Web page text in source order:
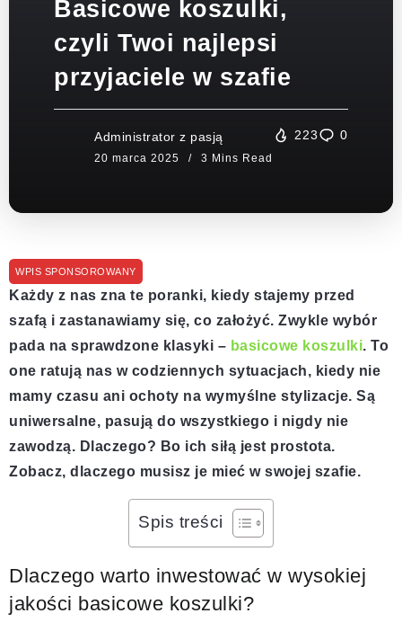
Basicowe koszulki,
czyli Twoi najlepsi
przyjaciele w szafie
Administrator z pasją
3 Mins Read
223 0
WPIS SPONSOROWANY
Każdy z nas zna te poranki, kiedy stajemy przed
szafą i zastanawiamy się, co założyć. Zwykle wybór
pada na sprawdzone klasyki – basicowe koszulki. To
one ratują nas w codziennych sytuacjach, kiedy nie
mamy czasu ani ochoty na wymyślne stylizacje. Są
uniwersalne, pasują do wszystkiego i nigdy nie
zawodzą. Dlaczego? Bo ich siłą jest prostota.
Zobacz, dlaczego musisz je mieć w swojej szafie.
Spis treści
Dlaczego warto inwestować w wysokiej
jakości basicowe koszulki?